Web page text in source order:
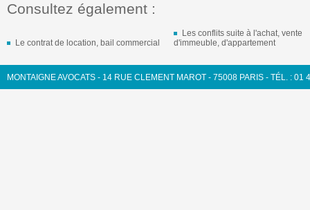
Consultez également :
Le contrat de location, bail commercial
Les conflits suite à l'achat, vente
d'immeuble, d'appartement
MONTAIGNE AVOCATS - 14 RUE CLEMENT MAROT - 75008 PARIS - TÉL. :